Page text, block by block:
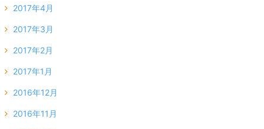
2017年4月
2017年3月
2017年2月
2017年1月
2016年12月
2016年11月